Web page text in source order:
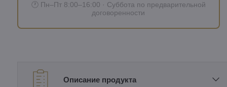
🕐 Пн–Пт 8:00–16:00 · Суббота по предварительной
договоренности
Описание продукта